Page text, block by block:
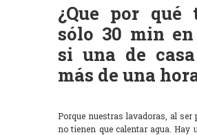
¿Que por qué
sólo 30 min
si una de
más de una
Porque nuestras lavadoras, al ser
no tienen que calentar agua. Hay